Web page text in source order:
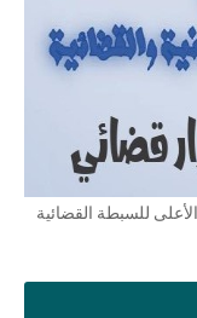
الأعلى للسبطة القضائية